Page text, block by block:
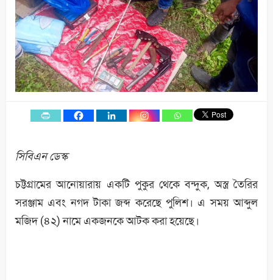
সিবিএন ডেস্ক
চট্টগ্রামের আনোয়ারায় একটি পুকুর থেকে বন্দুক, অস্ত্র তৈরির
সরঞ্জাম এবং নগদ টাকা জব্দ করেছে পুলিশ। এ সময় আব্দুল
মজিদ (৪২) নামে একজনকে আটক করা হয়েছে।